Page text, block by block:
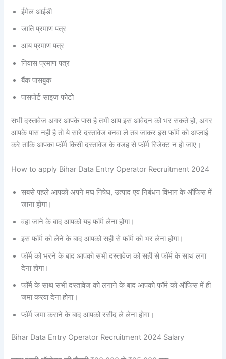
ईमेल आईडी
जाति प्रमाण पत्र
आय प्रमाण पत्र
निवास प्रमाण पत्र
बैंक पासबुक
पासपोर्ट साइज फोटो
सभी दस्तावेज अगर आपके पास है तभी आप इस आवेदन को भर सकते हो, अगर
आपके पास नही है तो ये सारे दस्तावेज बनवा ले तब जाकर इस फॉर्म को अप्लाई
करे ताकि आपका फॉर्म किसी दस्तावेज के वजह से फॉर्म रिजेक्ट न हो जाए।
How to apply Bihar Data Entry Operator Recruitment 2024
सबसे पहले आपको अपने मघ निषेध, उत्पाद एव निबंधन विभाग के ऑफिस में
जाना होगा।
वहा जाने के बाद आपको यह फॉर्म लेना होगा।
इस फॉर्म को लेने के बाद आपको सही से फॉर्म को भर लेना होगा।
फॉर्म को भरने के बाद आपको सभी दस्तावेज को सही से फॉर्म के साथ लगा
देना होगा।
फॉर्म के साथ सभी दस्तावेज को लगाने के बाद आपको फॉर्म को ऑफिस में ही
जमा करवा देना होगा।
फॉर्म जमा कराने के बाद आपको रसीद ले लेना होगा।
Bihar Data Entry Operator Recruitment 2024 Salary